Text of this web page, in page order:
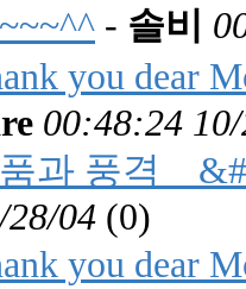
- 솔비
you dear
00:48:24
과 풍격
28/04 (0)
you dear